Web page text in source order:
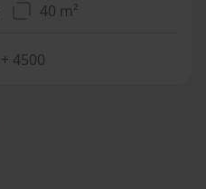
40 m²
+ 4500